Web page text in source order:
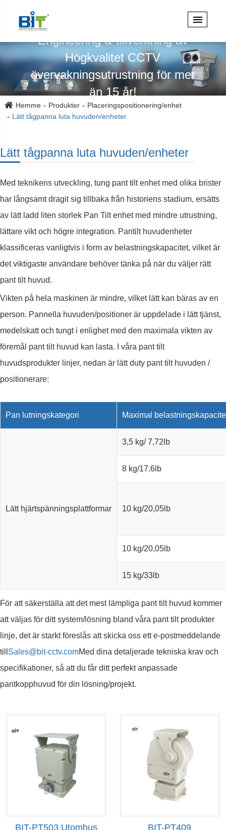
Engineering & tillverkning av
Högkvalitet CCTV
övervakningsutrustning för mer
än 15 år!
Hemme Produkter
Placeringspositionering/enhet
Lätt tågpanna luta huvuden/enheter
Lätt tågpanna luta huvuden/enheter
Med teknikens utveckling, tung pant tilt enhet med olika brister
har långsamt dragit sig tillbaka från historiens stadium, ersätts
av lätt ladd liten storlek Pan Tilt enhet med mindre utrustning,
lättare vikt och högre integration. Pantilt huvudenheter
klassificeras vanligtvis i form av belastningskapacitet, vilket är
det viktigaste användare behöver tänka på när du väljer rätt
pant tilt huvud.
Vikten på hela maskinen är mindre, vilket lätt kan bäras av en
person. Pannella huvuden/positioner är uppdelade i lätt tjänst,
medelskatt och tungt i enlighet med den maximala vikten av
föremål pant tilt huvud kan lasta. I våra pant tilt
huvudsprodukter linjer, nedan är lätt duty pant tilt huvuden /
positionerare:
Pan lutningskategori Maximal
Lätt hjärtspänningsplattformar
3,5 kg/ 7,72lb
8 kg/17.6lb
10 kg/20,05lb
10 kg/20,05lb
15 kg/33lb
För att säkerställa att det mest lämpliga pant tilt huvud kommer
att väljas för ditt system/lösning bland våra pant tilt produkter
linje, det är starkt föreslås att skicka oss ett e-postmeddelande
till Sales@bit-cctv.comMed dina detaljerade tekniska krav och
specifikationer, så att du får ditt perfekt anpassade
pantkopphuvud för din lösning/projekt.
BIT-PT503 Utomhus
BIT-PT409